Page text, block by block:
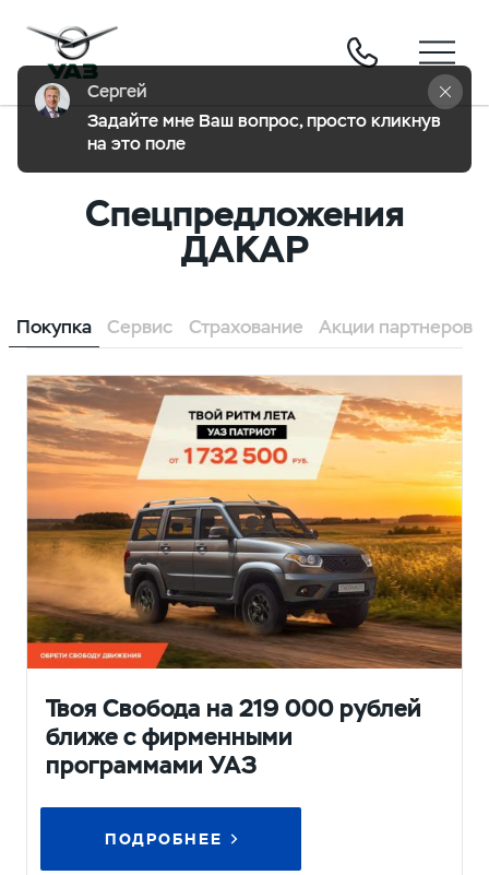
Спецпредложения
ДАКАР
Покупка Сервис Страхование Акции партнеров
Твоя Свобода на 219 000 рублей
ближе с фирменными
программами УАЗ
ПОДРОБНЕЕ
Сергей
Задайте мне Ваш вопрос, просто кликнув
на это поле